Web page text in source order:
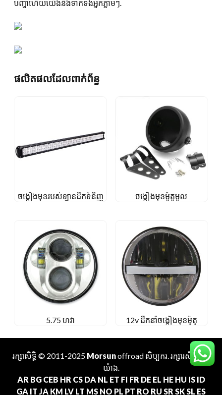
បញ្ហាហើយយើងនឹងទាក់ទងអ្នកភ្លាមៗ.
ផលិតផលដែលពាក់ព័ន្ធ
ចង្កៀងមុខរបស់ឡានដឹកទំនិញ ចង្កៀងមុខម៉ូតូមូល
5.75 ហវា 12v ដឹកនាំចង្កៀងមុខម៉ូតូ
រក្សាសិទ្ធិ © 2011-2025 Morsunoffroad សិប្បករ. រក្សារសិទ្ធគ្រប់
យ៉ាង.
AR BG CEB HR CS DA NL ET FI FR DE EL HE HU IS ID
GA IT JA KM LV LT MS NO PL PT RO RU SR SKSL ES